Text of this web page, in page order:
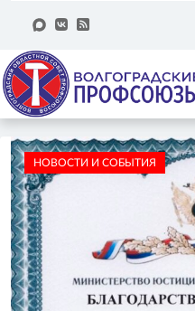
НОВОСТИ И СОБЫТИЯ